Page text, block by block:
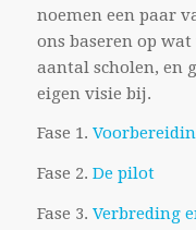
noemen een paar
ons baseren op
aantal scholen, en
eigen visie bij.
Fase 1.
Fase 2. De pilot
Fase 3. Verbreding